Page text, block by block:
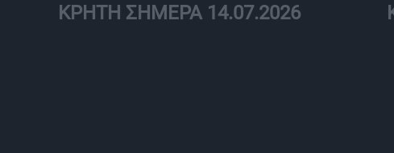
ΚΡΗΤΗ ΣΗΜΕΡΑ 14.07.2026